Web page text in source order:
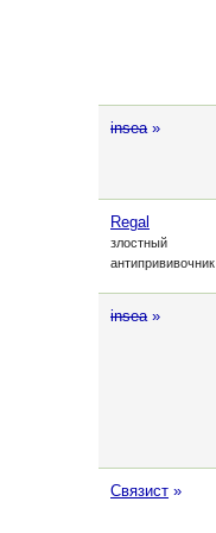
insea »
Regal
злостный
антипрививочник
insea »
Связист »